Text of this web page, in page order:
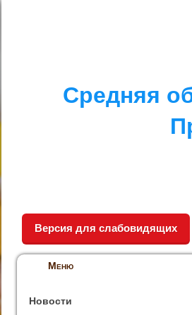
Средняя
Версия для слабовидящих
Меню
Новости